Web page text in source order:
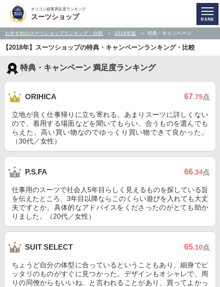
オリコン顧客満足度ランキング
スーツショップ
おすすめのスーツショップランキング・比較 2018年版 特典・キャンペーン
【2018年】スーツショップの特典・キャンペーンランキング・比較
特典・キャンペーン 満足度ランキング
ORIHICA 67.75点
立地が良く仕事帰りに立ち寄れる。あまりスーツに詳しくない
ので、着用する場面などを聞いてもらい、合うものを選んでも
らえた。高い買い物なのでゆっくり買い物できて良かった。
（30代／女性）
P.S.FA 66.34点
仕事用のスーツで社会人5年目らしく見えるものを探している旨
を伝えたところ、3年目以降ならこのくらい遊びを入れても大丈
夫ですとか、具体的なアドバイスをくださったのがとても助か
りました。（20代／女性）
SUIT SELECT 65.10点
ちょうど自分の体型に合っているということもあり、細身でピ
ッタリのものがすぐに見つかった。デザインもオシャレで、周
りの同僚からもいいね、と言われることがあり、買ってよかっ